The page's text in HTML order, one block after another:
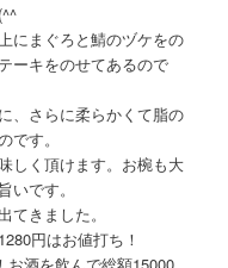
ゞ
にまぐろと鯖のヅケをの
ーキをのせてあるので
、さらに柔らかくて脂の
す。
しく頂けます。お椀も大
です。
きました。
円はお値打ち！